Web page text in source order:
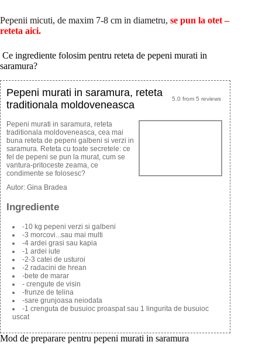
Pepenii micuti, de maxim 7-8 cm in diametru, se pun la otet –
reteta aici.
Ce ingrediente folosim pentru reteta de pepeni murati in
saramura?
5.0 from 5 reviews
Pepeni murati in saramura, reteta
traditionala moldoveneasca
Pepeni murati in saramura, reteta
traditionala moldoveneasca, cea mai
buna reteta de pepeni galbeni si verzi in
saramura. Reteta cu toate secretele: ce
fel de pepeni se pun la murat, cum se
vantura-pritoceste zeama, ce
condimente se folosesc?
Autor: Gina Bradea
Ingrediente
-10 kg pepeni verzi si galbeni
-3 morcovi...sau mai multi
-4 ardei grasi sau kapia
-1 ardei iute
-2-3 catei de usturoi
-2 radacini de hrean
-bete de marar
- crengute de visin
-frunze de telina
-sare grunjoasa neiodata
-1 crenguta de busuioc proaspat sau 1 lingurita de busuioc
uscat
Mod de preparare pentru pepeni murati in saramura